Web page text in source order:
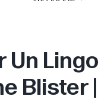
Blister |